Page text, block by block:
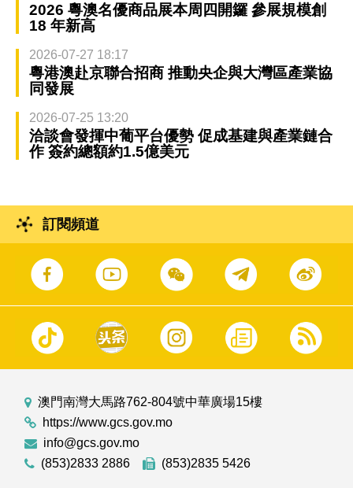
2026 粵澳名優商品展本周四開鑼 參展規模創
18 年新高
2026-07-27 18:17
粵港澳赴京聯合招商 推動央企與大灣區產業協
同發展
2026-07-25 13:20
洽談會發揮中葡平台優勢 促成基建與產業鏈合
作 簽約總額約1.5億美元
訂閱頻道
澳門南灣大馬路762-804號中華廣場15樓
https://www.gcs.gov.mo
info@gcs.gov.mo
(853)2833 2886
(853)2835 5426